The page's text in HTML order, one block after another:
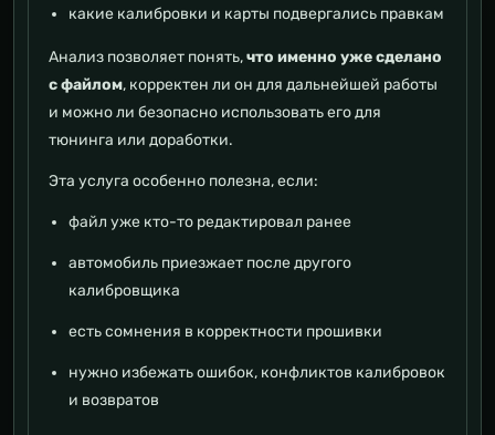
какие калибровки и карты подвергались правкам
Анализ позволяет понять,что именно уже сделано
с файлом, корректен ли он для дальнейшей работы
и можно ли безопасно использовать его для
тюнинга или доработки.
Эта услуга особенно полезна, если:
файл уже кто-то редактировал ранее
автомобиль приезжает после другого
калибровщика
есть сомнения в корректности прошивки
нужно избежать ошибок, конфликтов калибровок
и возвратов